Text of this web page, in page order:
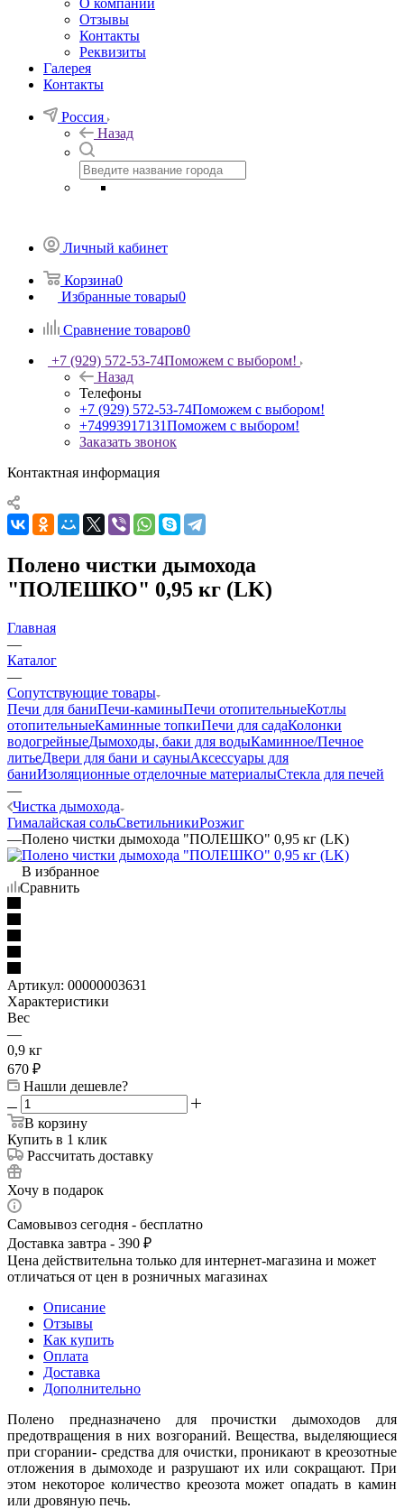
О компании
Отзывы
Контакты
Реквизиты
Галерея
Контакты
Россия
Назад
Личный кабинет
Корзина0
Избранные товары0
Сравнение товаров0
+7 (929) 572-53-74Поможем с выбором!
Назад
Телефоны
+7 (929) 572-53-74Поможем с выбором!
+74993917131Поможем с выбором!
Заказать звонок
Контактная информация
Полено чистки дымохода
"ПОЛЕШКО" 0,95 кг (LK)
Главная
—
Каталог
—
Сопутствующие товары
Печи для баниПечи-каминыПечи отопительныеКотлы
отопительныеКаминные топкиПечи для садаКолонки
водогрейныеДымоходы, баки для водыКаминное/Печное
литьеДвери для бани и сауныАксессуары для
баниИзоляционные отделочные материалыСтекла для печей
—
Чистка дымохода
Гималайская сольСветильникиРозжиг
—Полено чистки дымохода "ПОЛЕШКО" 0,95 кг (LK)
В избранное
Сравнить
Артикул: 00000003631
Характеристики
Вес
—
0,9 кг
670 ₽
Нашли дешевле?
В корзину
Купить в 1 клик
Рассчитать доставку
Хочу в подарок
Самовывоз сегодня - бесплатно
Доставка завтра - 390 ₽
Цена действительна только для интернет-магазина и может
отличаться от цен в розничных магазинах
Описание
Отзывы
Как купить
Оплата
Доставка
Дополнительно
Полено предназначено для прочистки дымоходов для
предотвращения в них возгораний. Вещества, выделяющиеся
при сгорании- средства для очистки, проникают в креозотные
отложения в дымоходе и разрушают их или сокращают. При
этом некоторое количество креозота может опадать в камин
или дровяную печь.